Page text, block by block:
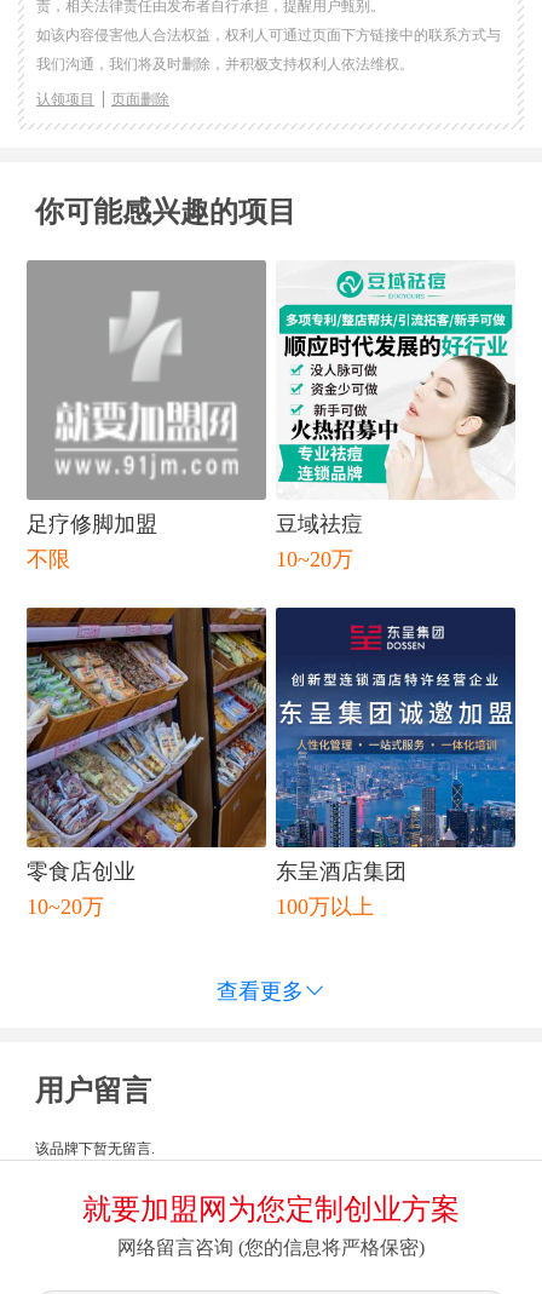
责，相关法律责任由发布者自行承担，提醒用户甄别。
如该内容侵害他人合法权益，权利人可通过页面下方链接中的联系方式与
我们沟通，我们将及时删除，并积极支持权利人依法维权。
认领项目 页面删除
你可能感兴趣的项目
足疗修脚加盟
不限
豆域祛痘
10~20万
零食店创业
10~20万
东呈酒店集团
100万以上
查看更多 
用户留言
该品牌下暂无留言.
就要加盟网为您定制创业方案
网络留言咨询 (您的信息将严格保密)